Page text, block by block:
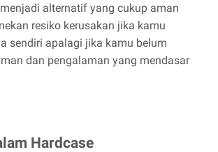
alternatif yang cukup aman
resiko kerusakan jika kamu
sendiri apalagi jika kamu belum
dan pengalaman yang mendasar
Hardcase